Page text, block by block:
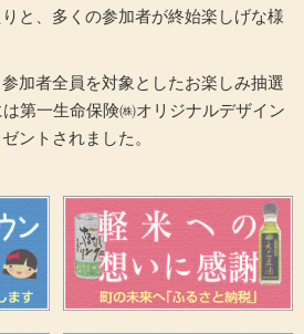
と、多くの参加者が終始楽しげな様
加者全員を対象としたお楽しみ抽選
第一生命保険㈱オリジナルデザイン
ントされました。